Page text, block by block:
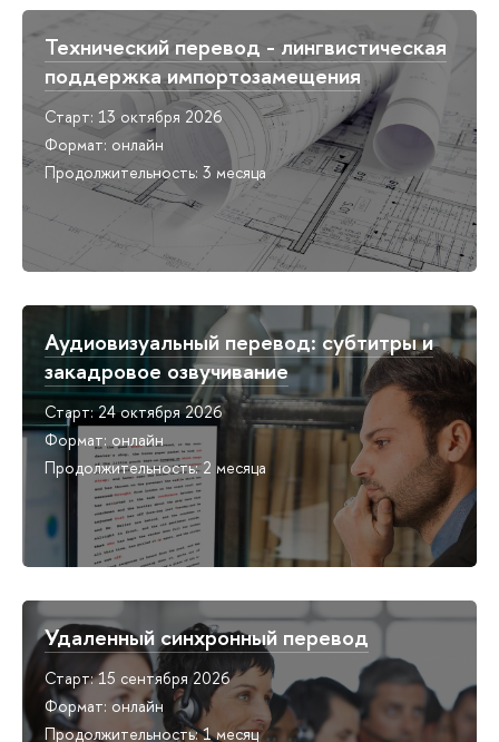
Технический перевод - лингвистическая
поддержка импортозамещения
Старт: 13 октября 2026
Формат: онлайн
Продолжительность: 3 месяца
Аудиовизуальный перевод: субтитры и
закадровое озвучивание
Старт: 24 октября 2026
Формат: онлайн
Продолжительность: 2 месяца
Удаленный синхронный перевод
Старт: 15 сентября 2026
Формат: онлайн
Продолжительность: 1 месяц